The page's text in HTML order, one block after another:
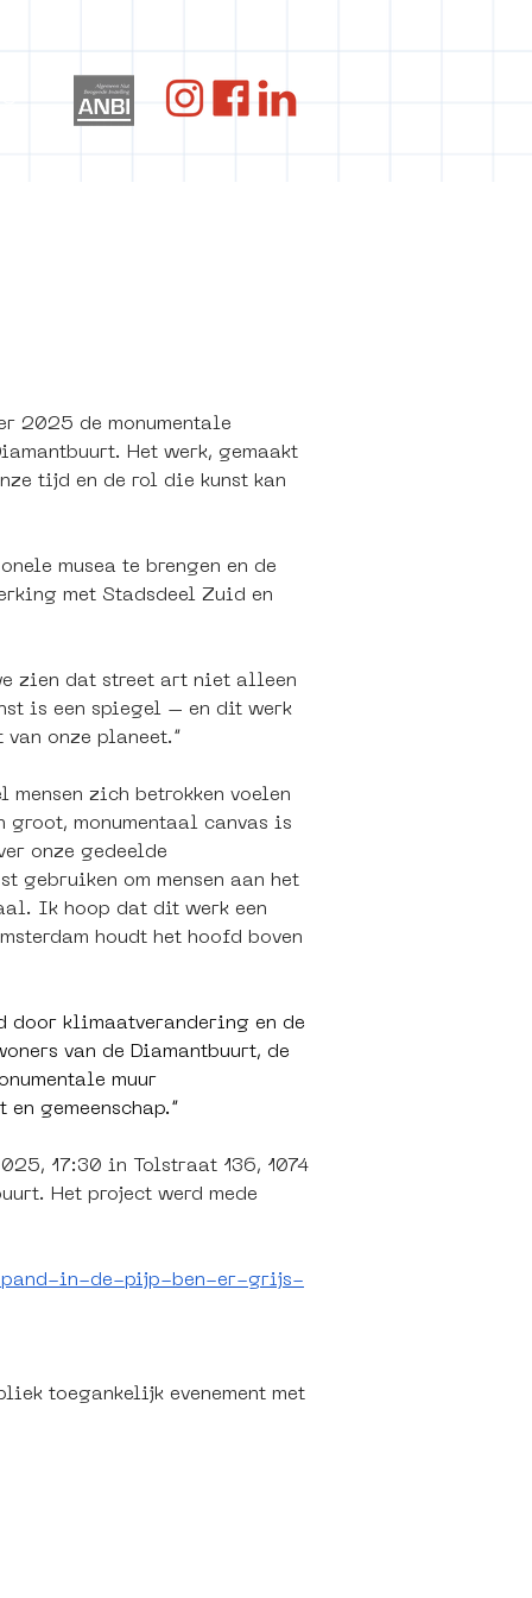
2025 de monumentale
Het werk, gemaakt
tijd en de rol die kunst kan
musea te brengen en de
met Stadsdeel Zuid en
zien dat street art niet alleen
is een spiegel – en dit werk
onze planeet.”
zich betrokken voelen
monumentaal canvas is
onze gedeelde
gebruiken om mensen aan het
Ik hoop dat dit werk een
houdt het hoofd boven
door klimaatverandering en de
van de Diamantbuurt, de
muur
gemeenschap.”
17:30 in Tolstraat 136, 1074
Het project werd mede
pand-in-de-pijp-ben-er-grijs-
toegankelijk evenement met